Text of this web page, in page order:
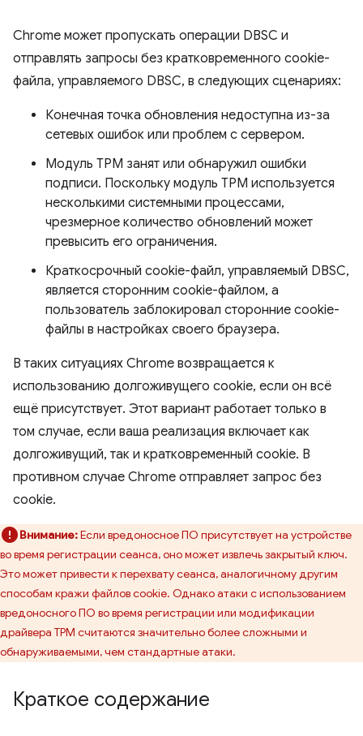
Chrome может пропускать операции DBSC и
отправлять запросы без кратковременного cookie-
файла, управляемого DBSC, в следующих сценариях:
Конечная точка обновления недоступна из-за
сетевых ошибок или проблем с сервером.
Модуль TPM занят или обнаружил ошибки
подписи. Поскольку модуль TPM используется
несколькими системными процессами,
чрезмерное количество обновлений может
превысить его ограничения.
Краткосрочный cookie-файл, управляемый DBSC,
является сторонним cookie-файлом, а
пользователь заблокировал сторонние cookie-
файлы в настройках своего браузера.
В таких ситуациях Chrome возвращается к
использованию долгоживущего cookie, если он всё
ещё присутствует. Этот вариант работает только в
том случае, если ваша реализация включает как
долгоживущий, так и кратковременный cookie. В
противном случае Chrome отправляет запрос без
cookie.
Внимание:Если вредоносное ПО присутствует на устройстве
во время регистрации сеанса, оно может извлечь закрытый ключ.
Это может привести к перехвату сеанса, аналогичному другим
способам кражи файлов cookie. Однако атаки с использованием
вредоносного ПО во время регистрации или модификации
драйвера TPM считаются значительно более сложными и
обнаруживаемыми, чем стандартные атаки.
Краткое содержание